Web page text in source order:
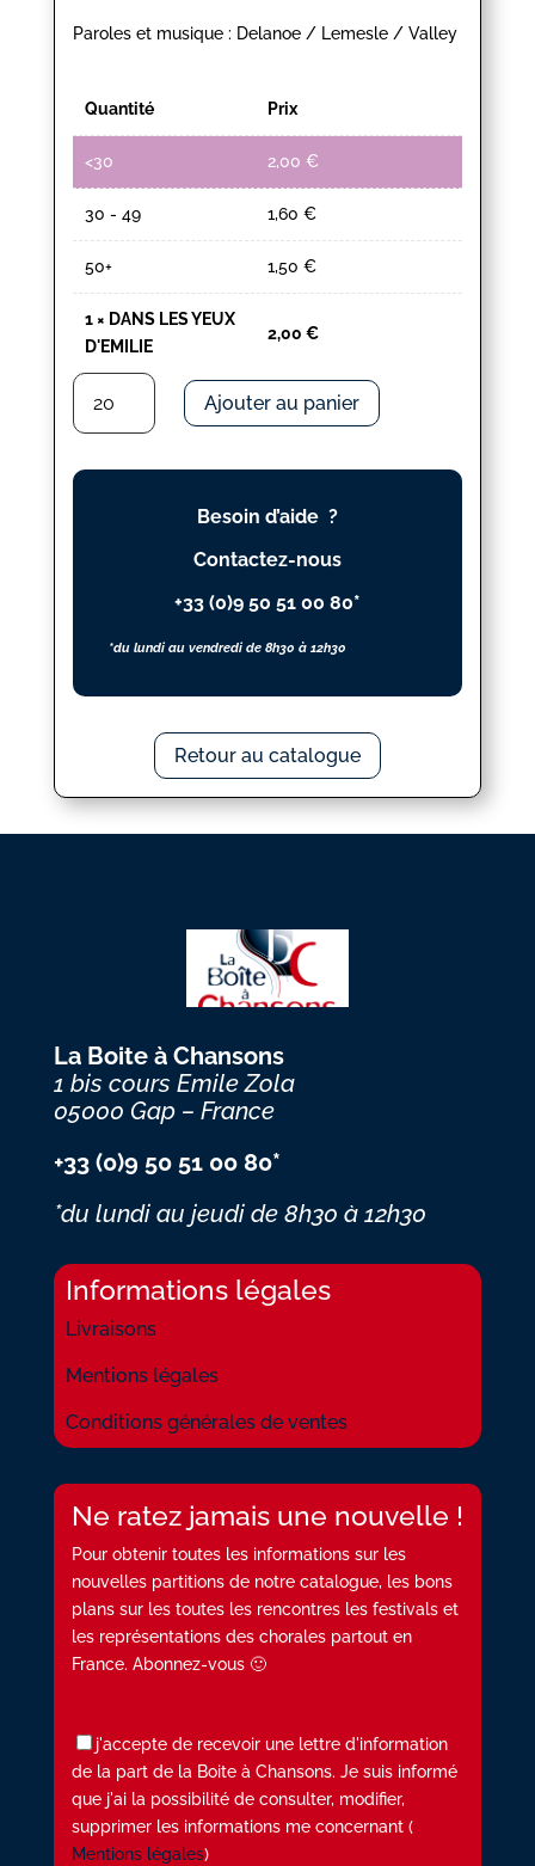
Paroles et musique : Delanoe / Lemesle / Valley
Quantité Prix
<30 2,00 €
30 - 49 1,60 €
50+ 1,50 €
1× DANS LES YEUX
D'EMILIE
2,00 €
quantité
DANS
LES
Ajouter au panier
Besoin d’aide ?
Contactez-nous
+33 (0)9 50 51 00 80*
*du lundi au vendredi de 8h30 à 12h30
Retour au catalogue
La Boite à Chansons
1 bis cours Emile Zola
05000 Gap – France
+33 (0)9 50 51 00 80*
*du lundi au jeudi de 8h30 à 12h30
Informations légales
Livraisons
Mentions légales
Conditions générales de ventes
Ne ratez jamais une nouvelle !
Pour obtenir toutes les informations sur les
nouvelles partitions de notre catalogue, les bons
plans sur les toutes les rencontres les festivals et
les représentations des chorales partout en
France. Abonnez-vous 🙂
j'accepte de recevoir une lettre d'information
de la part de la Boite à Chansons. Je suis informé
que j'ai la possibilité de consulter, modifier,
supprimer les informations me concernant (
Mentions légales)